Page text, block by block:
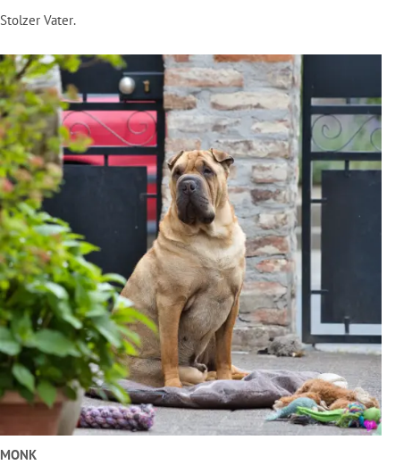
Stolzer Vater.
MONK